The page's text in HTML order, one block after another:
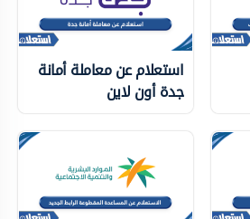
استعلام عن معاملة أمانة
جدة أون لاين